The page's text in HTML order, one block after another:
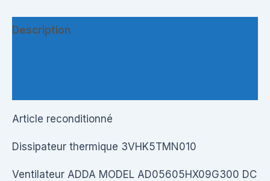
Description
Article reconditionné
Dissipateur thermique 3VHK5TMN010
Ventilateur ADDA MODEL AD05605HX09G300 DC